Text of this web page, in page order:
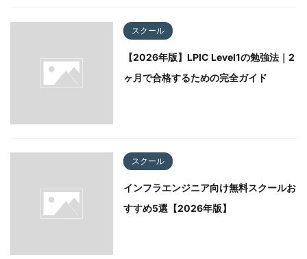
スクール
【2026年版】LPIC Level1の勉強法｜2
ヶ月で合格するための完全ガイド
スクール
インフラエンジニア向け無料スクールお
すすめ5選【2026年版】